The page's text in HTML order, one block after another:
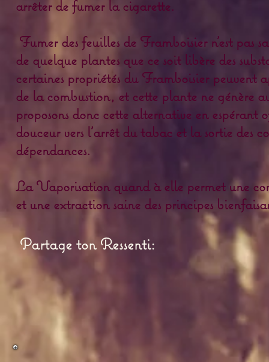
arrêter de fumer la cigarette.
Fumer des feuilles de Framboisier n'est pas
de quelque plantes que ce soit libère des
certaines propriétés du Framboisier peuvent
de la combustion, et cette plante ne génère
proposons donc cette alternative en espérant
douceur vers l'arrêt du tabac et la sortie des
dépendances.
La Vaporisation quand à elle permet une
et une extraction saine des principes
Partage ton Ressenti: